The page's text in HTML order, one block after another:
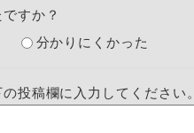
すか？
分かりにくかった
投稿欄に入力してください。